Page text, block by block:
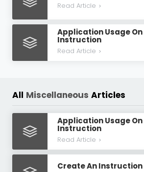
Read Article >
Application Usage On
Instruction
Read Article >
All Miscellaneous Articles
Application Usage On
Instruction
Read Article >
Create An Instruction